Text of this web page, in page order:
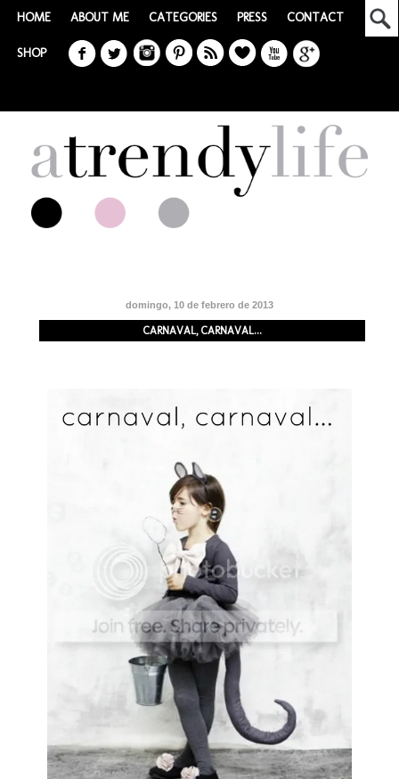
HOME ABOUT ME CATEGORIES PRESS CONTACT
SHOP
domingo, 10 de febrero de 2013
CARNAVAL, CARNAVAL...